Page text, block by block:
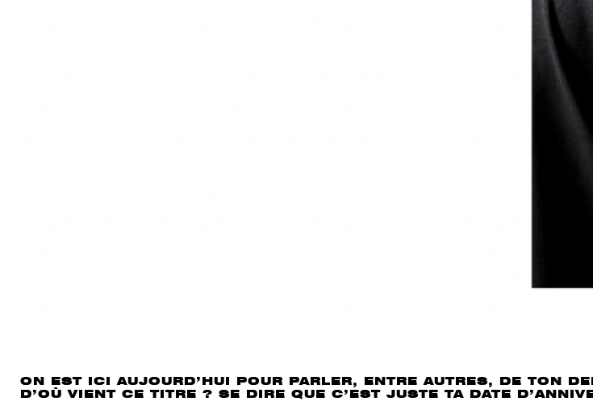
ON EST ICI AUJOURD’HUI POUR PARLER, ENTRE AUTRES, DE TON
D’OÙ VIENT CE TITRE ? SE DIRE QUE C’EST JUSTE TA DATE